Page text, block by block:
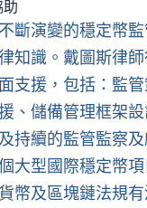
斷演變的穩定幣
知識。戴圖斯律
支援，包括：監
、儲備管理框架
持續的監管監察及
大型國際穩定幣
幣及區塊鏈法規有